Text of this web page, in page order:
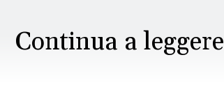
Continua a leggere